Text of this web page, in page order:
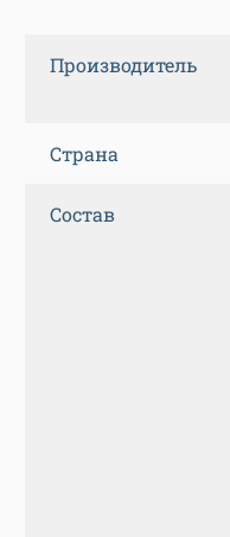
Производитель
Страна
Состав